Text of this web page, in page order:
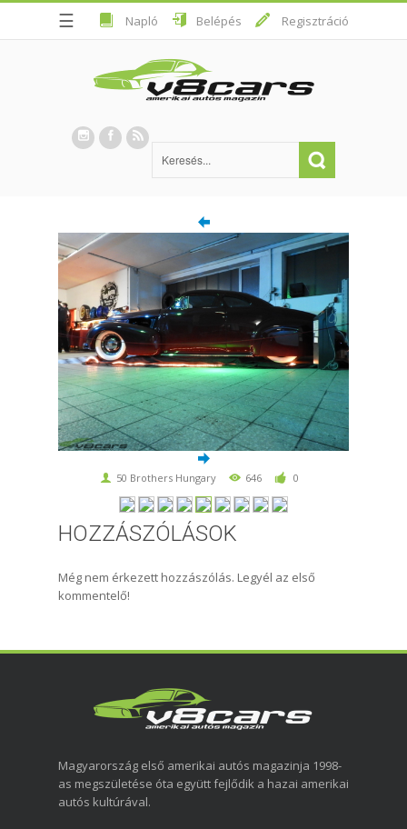
☰ Napló Belépés Regisztráció
50 Brothers Hungary 646 0
HOZZÁSZÓLÁSOK
Még nem érkezett hozzászólás. Legyél az első
kommentelő!
Magyarország első amerikai autós magazinja 1998-
as megszületése óta együtt fejlődik a hazai amerikai
autós kultúrával.